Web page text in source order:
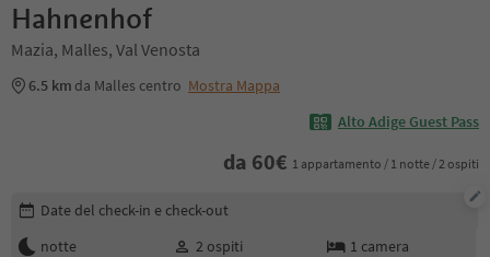
Hahnenhof
Mazia, Malles, Val Venosta
6.5 km da Malles centro Mostra Mappa
Alto Adige Guest Pass
da 60€ 1 appartamento / 1 notte / 2 ospiti
Modifica i dettagli della prenotazione
Date del check-in e check-out
notte
2 ospiti 1 camera